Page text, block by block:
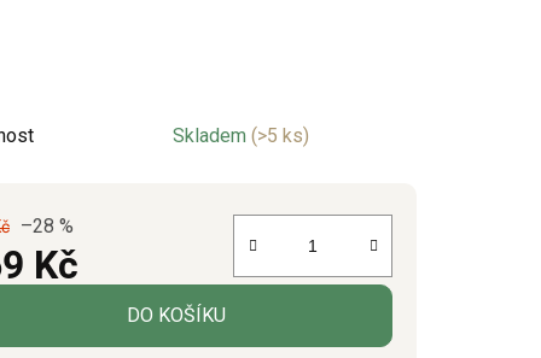
Skladem (>5 ks)
–28 %
Kč
cena:
DO KOŠÍKU